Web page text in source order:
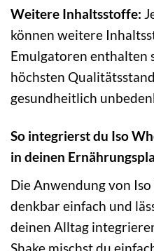
Weitere Inhaltsstoffe:
können weitere
Emulgatoren enthalten
höchsten
gesundheitlich
So integrierst du Iso
in deinen
Die Anwendung von
denkbar einfach und
deinen Alltag